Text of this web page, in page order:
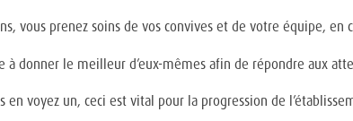
vous prenez soins de vos convives et de votre équipe,
à donner le meilleur d’eux-mêmes afin de répondre aux
en voyez un, ceci est vital pour la progression de